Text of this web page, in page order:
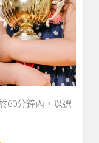
60分鐘內，以選